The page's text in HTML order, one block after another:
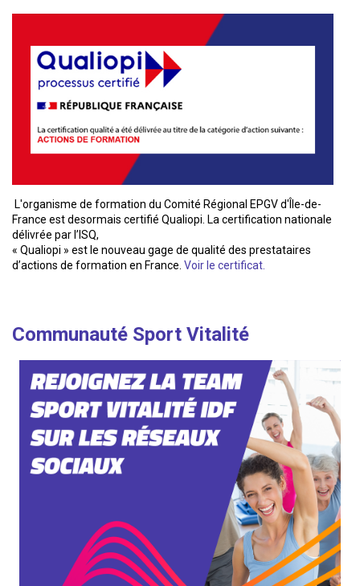
L'organisme de formation du Comité Régional EPGV d'Île-de-
France est desormais certifié Qualiopi. La certification nationale
délivrée par l’ISQ,
« Qualiopi » est le nouveau gage de qualité des prestataires
d’actions de formation en France. Voir le certificat.
Communauté Sport Vitalité